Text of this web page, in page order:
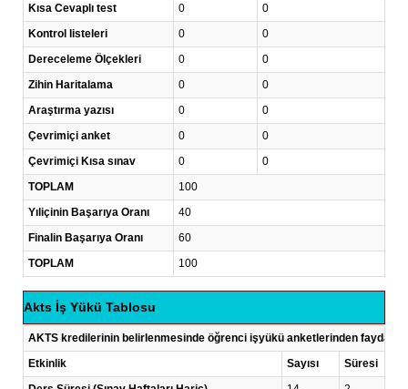
Kısa Cevaplı test
0
0
Kontrol listeleri
0
0
Dereceleme Ölçekleri
0
0
Zihin Haritalama
0
0
Araştırma yazısı
0
0
Çevrimiçi anket
0
0
Çevrimiçi Kısa sınav
0
0
TOPLAM
100
Yıliçinin Başarıya Oranı
40
Finalin Başarıya Oranı
60
TOPLAM
100
Akts İş Yükü Tablosu
AKTS kredilerinin belirlenmesinde öğrenci işyükü anketlerinden
Etkinlik
Sayısı Süresi